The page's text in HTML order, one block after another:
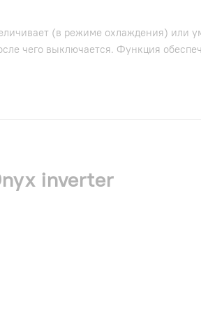
(в режиме охлаждения) или
чего выключается. Функция
inverter